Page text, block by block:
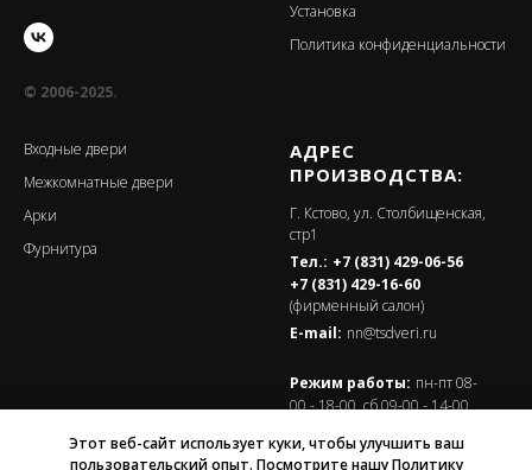
© 2006-2025.
Установка
Политика конфиденциальности
Входные двери
Межкомнатные двери
Арки
Фурнитура
АДРЕС
ПРОИЗВОДСТВА:
Г. Кстово, ул. Столбищенская,
стр1
Тел.: +7 (831) 429-06-56
+7 (831) 429-16-60
(фирменный салон)
E-mail: nn@tsdveri.ru
Режим работы: пн-пт 08-
00 - 18-00, сб 09-00 - 14-00,
Этот веб-сайт использует куки, чтобы улучшить ваш
пользовательский опыт. Посмотрите нашу Политику